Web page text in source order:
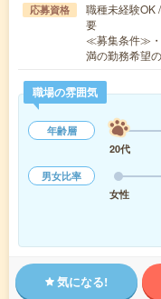
応募資格
職種未経験OK
要
≪募集条件≫・
満の勤務希望
職場の雰囲気
年齢層
20代
男女比率
女性
気になる!